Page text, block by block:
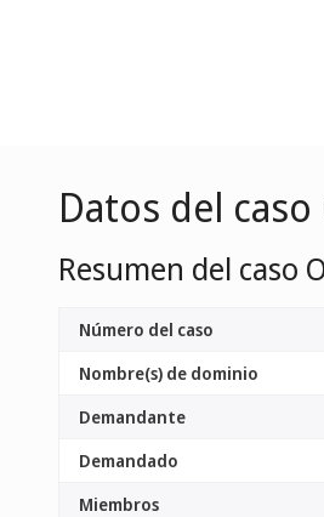
Datos del caso
Resumen del caso
Número del caso
Nombre(s) de dominio
Demandante
Demandado
Miembros